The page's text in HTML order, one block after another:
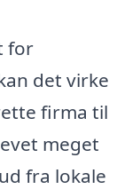
for
det virke
firma til
meget
fra lokale